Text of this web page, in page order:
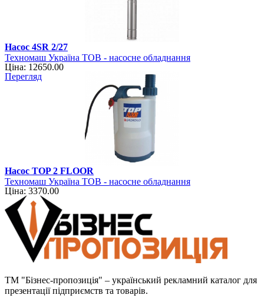
Насос 4SR 2/27
Техномаш Україна ТОВ - насосне обладнання
Ціна: 12650.00
Перегляд
Насос TOP 2 FLOOR
Техномаш Україна ТОВ - насосне обладнання
Ціна: 3370.00
ТМ "Бізнес-пропозиція" – український рекламний каталог для
презентації підприємств та товарів.